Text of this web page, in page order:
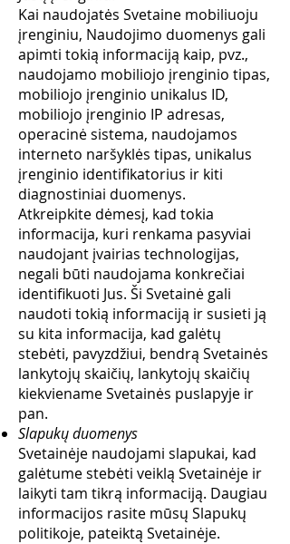
Kai naudojatės Svetaine mobiliuoju
įrenginiu, Naudojimo duomenys gali
apimti tokią informaciją kaip, pvz.,
naudojamo mobiliojo įrenginio tipas,
mobiliojo įrenginio unikalus ID,
mobiliojo įrenginio IP adresas,
operacinė sistema, naudojamos
interneto naršyklės tipas, unikalus
įrenginio identifikatorius ir kiti
diagnostiniai duomenys.
Atkreipkite dėmesį, kad tokia
informacija, kuri renkama pasyviai
naudojant įvairias technologijas,
negali būti naudojama konkrečiai
identifikuoti Jus. Ši Svetainė gali
naudoti tokią informaciją ir susieti ją
su kita informacija, kad galėtų
stebėti, pavyzdžiui, bendrą Svetainės
lankytojų skaičių, lankytojų skaičių
kiekviename Svetainės puslapyje ir
pan.
Slapukų duomenys
Svetainėje naudojami slapukai, kad
galėtume stebėti veiklą Svetainėje ir
laikyti tam tikrą informaciją. Daugiau
informacijos rasite mūsų Slapukų
politikoje, pateiktą Svetainėje.